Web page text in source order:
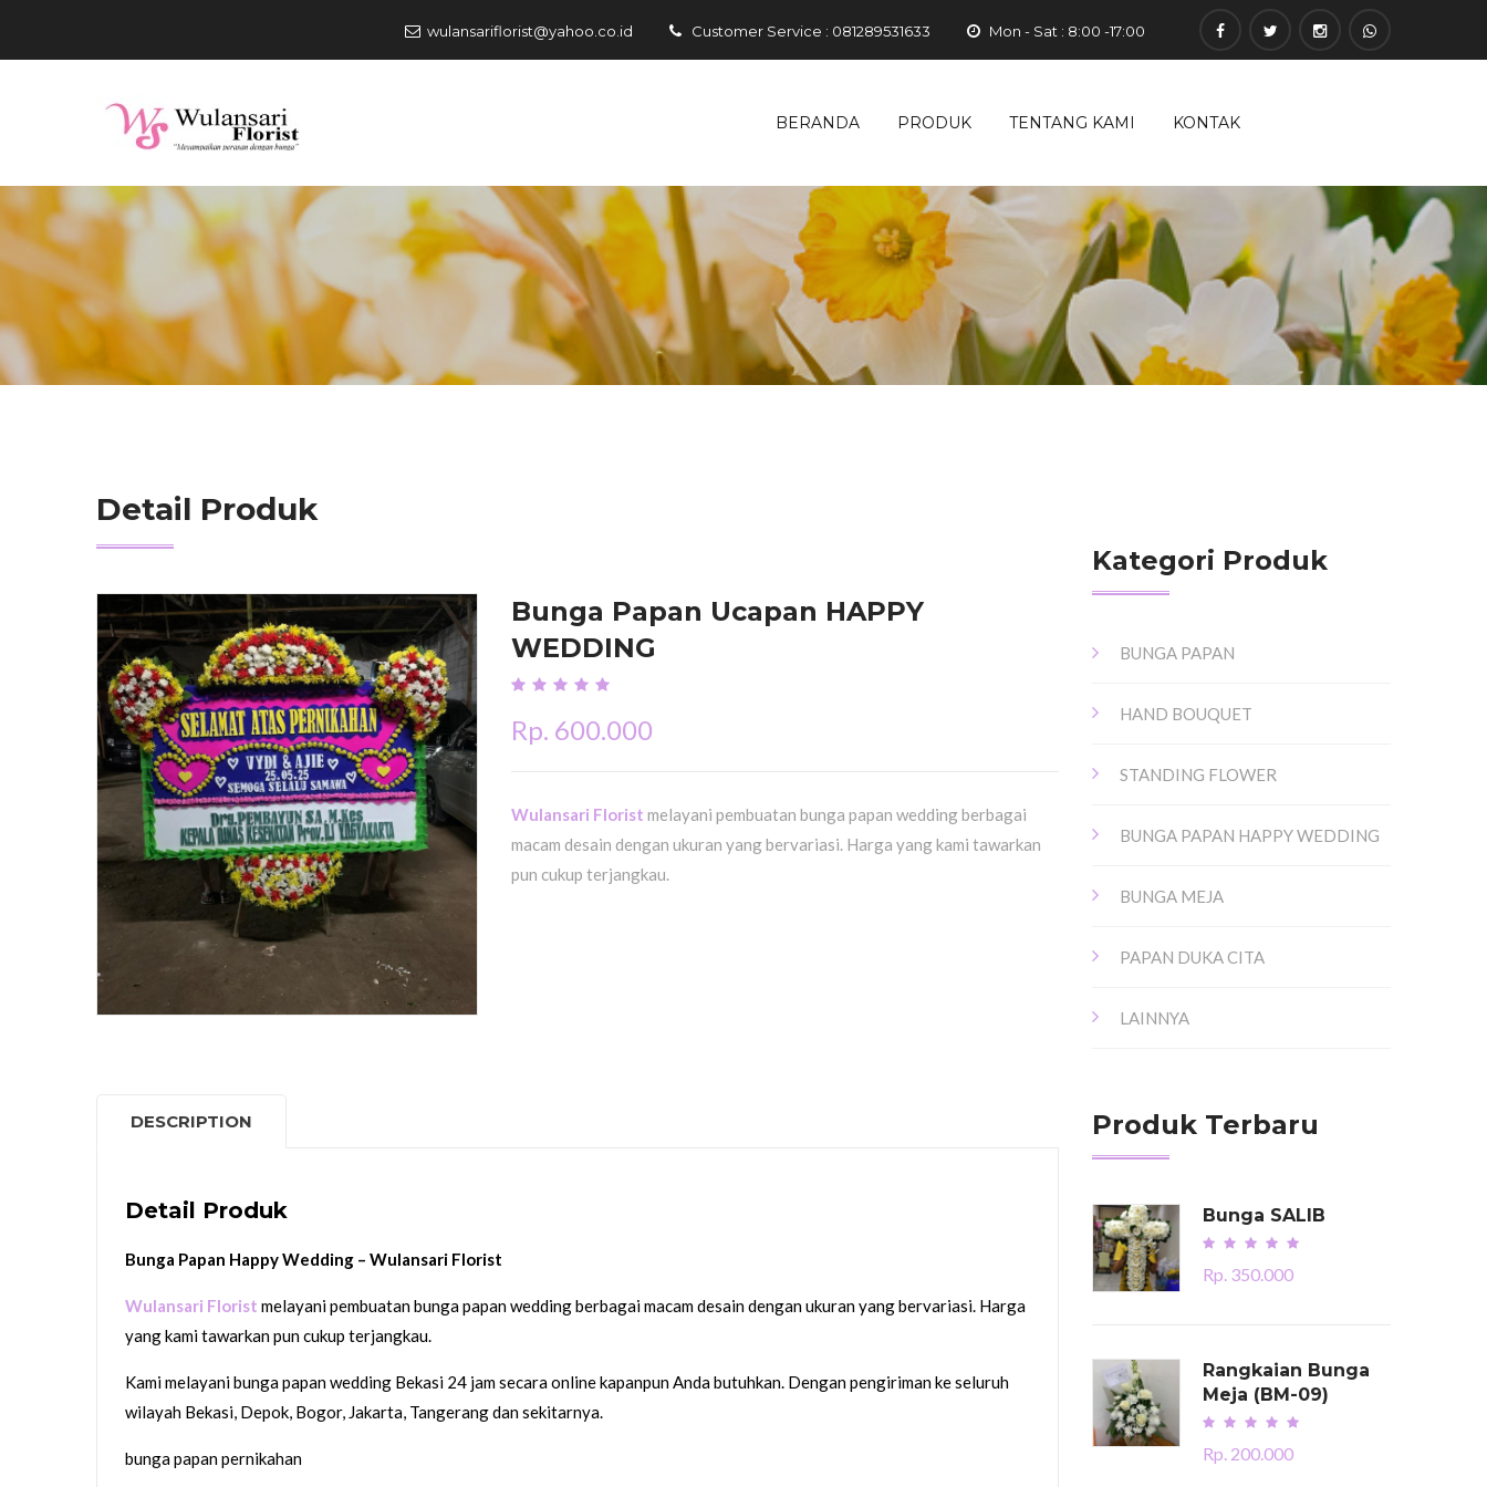
wulansariflorist@yahoo.co.id Customer Service : 081289531633 Mon - Sat : 8:00 -17:00
BERANDA PRODUK TENTANG KAMI KONTAK
Detail Produk
Bunga Papan Ucapan HAPPY
WEDDING
Rp. 600.000
Wulansari Florist melayani pembuatan bunga papan wedding berbagai
macam desain dengan ukuran yang bervariasi. Harga yang kami tawarkan
pun cukup terjangkau.
DESCRIPTION
Detail Produk
Bunga Papan Happy Wedding – Wulansari Florist
Wulansari Florist melayani pembuatan bunga papan wedding berbagai macam desain dengan ukuran yang bervariasi. Harga
yang kami tawarkan pun cukup terjangkau.
Kami melayani bunga papan wedding Bekasi 24 jam secara online kapanpun Anda butuhkan. Dengan pengiriman ke seluruh
wilayah Bekasi, Depok, Bogor, Jakarta, Tangerang dan sekitarnya.
bunga papan pernikahan
Kategori Produk
BUNGA PAPAN
HAND BOUQUET
STANDING FLOWER
BUNGA PAPAN HAPPY WEDDING
BUNGA MEJA
PAPAN DUKA CITA
LAINNYA
Produk Terbaru
Bunga SALIB
Rp. 350.000
Rangkaian Bunga
Meja (BM-09)
Rp. 200.000